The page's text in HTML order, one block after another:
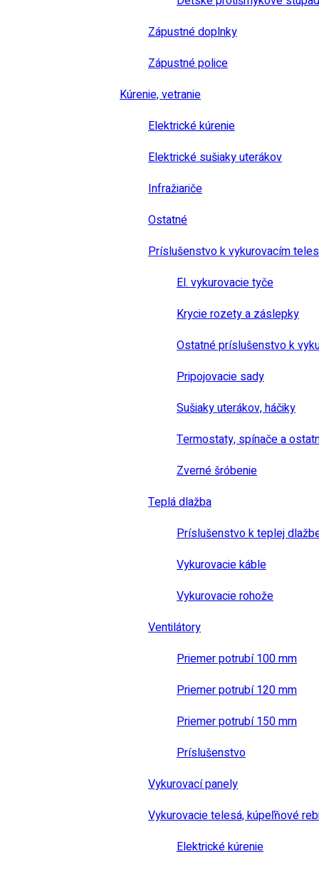
Zápustné doplnky
Zápustné police
Kúrenie, vetranie
Elektrické kúrenie
Elektrické sušiaky uterákov
Infražiariče
Ostatné
Príslušenstvo k vykurovacím
El. vykurovacie tyče
Krycie rozety a záslepky
Ostatné príslušenstvo k
Pripojovacie sady
Sušiaky uterákov, háčiky
Termostaty, spínače a
Zverné šróbenie
Teplá dlažba
Príslušenstvo k teplej
Vykurovacie káble
Vykurovacie rohože
Ventilátory
Priemer potrubí 100 mm
Priemer potrubí 120 mm
Priemer potrubí 150 mm
Príslušenstvo
Vykurovací panely
Vykurovacie telesá, kúpeľňové
Elektrické kúrenie